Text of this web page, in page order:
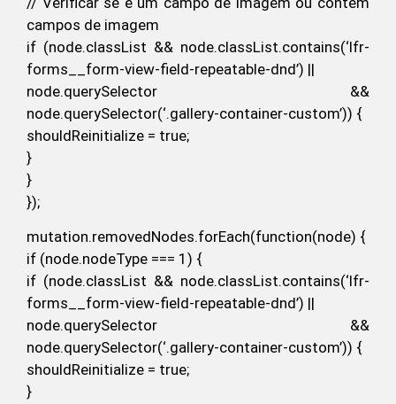
campos de imagem
if (node.classList && node.classList.contains(‘lfr-
forms__form-view-field-repeatable-dnd’) ||
node.querySelector &&
node.querySelector(‘.gallery-container-custom’)) {
shouldReinitialize = true;
}
}
});
mutation.removedNodes.forEach(function(node) {
if (node.nodeType === 1) {
if (node.classList && node.classList.contains(‘lfr-
forms__form-view-field-repeatable-dnd’) ||
node.querySelector &&
node.querySelector(‘.gallery-container-custom’)) {
shouldReinitialize = true;
}